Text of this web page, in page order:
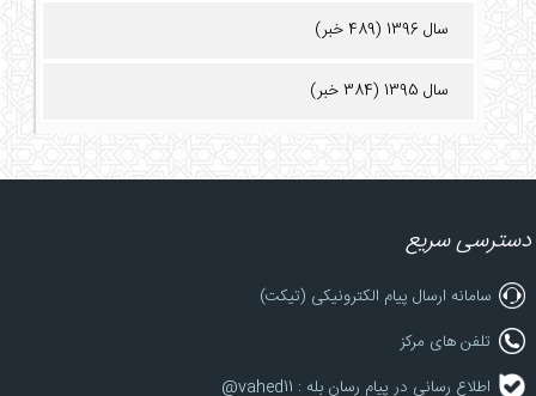
سال 1396 (489 خبر)
سال 1395 (384 خبر)
دسترسی سریع
سامانه ارسال پیام الکترونیکی (تیکت)
تلفن های مرکز
اطلاع رسانی در پیام رسان بله : vahed11@